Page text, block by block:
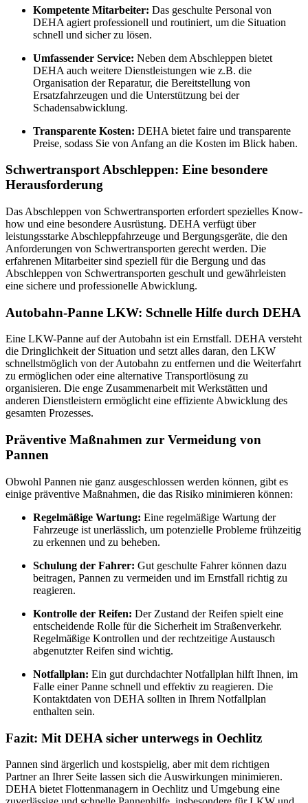
Kompetente Mitarbeiter: Das geschulte Personal von
DEHA agiert professionell und routiniert, um die Situation
schnell und sicher zu lösen.
Umfassender Service: Neben dem Abschleppen bietet
DEHA auch weitere Dienstleistungen wie z.B. die
Organisation der Reparatur, die Bereitstellung von
Ersatzfahrzeugen und die Unterstützung bei der
Schadensabwicklung.
Transparente Kosten: DEHA bietet faire und transparente
Preise, sodass Sie von Anfang an die Kosten im Blick haben.
Schwertransport Abschleppen: Eine besondere
Herausforderung
Das Abschleppen von Schwertransporten erfordert spezielles Know-
how und eine besondere Ausrüstung. DEHA verfügt über
leistungsstarke Abschleppfahrzeuge und Bergungsgeräte, die den
Anforderungen von Schwertransporten gerecht werden. Die
erfahrenen Mitarbeiter sind speziell für die Bergung und das
Abschleppen von Schwertransporten geschult und gewährleisten
eine sichere und professionelle Abwicklung.
Autobahn-Panne LKW: Schnelle Hilfe durch DEHA
Eine LKW-Panne auf der Autobahn ist ein Ernstfall. DEHA versteht
die Dringlichkeit der Situation und setzt alles daran, den LKW
schnellstmöglich von der Autobahn zu entfernen und die Weiterfahrt
zu ermöglichen oder eine alternative Transportlösung zu
organisieren. Die enge Zusammenarbeit mit Werkstätten und
anderen Dienstleistern ermöglicht eine effiziente Abwicklung des
gesamten Prozesses.
Präventive Maßnahmen zur Vermeidung von
Pannen
Obwohl Pannen nie ganz ausgeschlossen werden können, gibt es
einige präventive Maßnahmen, die das Risiko minimieren können:
Regelmäßige Wartung: Eine regelmäßige Wartung der
Fahrzeuge ist unerlässlich, um potenzielle Probleme frühzeitig
zu erkennen und zu beheben.
Schulung der Fahrer: Gut geschulte Fahrer können dazu
beitragen, Pannen zu vermeiden und im Ernstfall richtig zu
reagieren.
Kontrolle der Reifen: Der Zustand der Reifen spielt eine
entscheidende Rolle für die Sicherheit im Straßenverkehr.
Regelmäßige Kontrollen und der rechtzeitige Austausch
abgenutzter Reifen sind wichtig.
Notfallplan: Ein gut durchdachter Notfallplan hilft Ihnen, im
Falle einer Panne schnell und effektiv zu reagieren. Die
Kontaktdaten von DEHA sollten in Ihrem Notfallplan
enthalten sein.
Fazit: Mit DEHA sicher unterwegs in Oechlitz
Pannen sind ärgerlich und kostspielig, aber mit dem richtigen
Partner an Ihrer Seite lassen sich die Auswirkungen minimieren.
DEHA bietet Flottenmanagern in Oechlitz und Umgebung eine